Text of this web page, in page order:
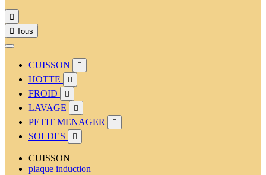

 Tous
CUISSON 
HOTTE 
FROID 
LAVAGE 
PETIT MENAGER 
SOLDES 
CUISSON
plaque induction